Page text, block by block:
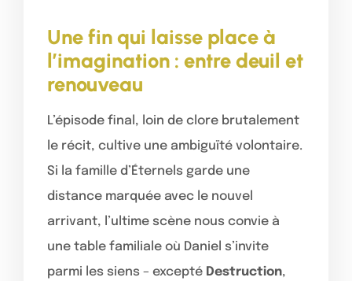
Une fin qui laisse place à
l’imagination : entre deuil et
renouveau
L’épisode final, loin de clore brutalement
le récit, cultive une ambiguïté volontaire.
Si la famille d’Éternels garde une
distance marquée avec le nouvel
arrivant, l’ultime scène nous convie à
une table familiale où Daniel s’invite
parmi les siens – excepté Destruction,